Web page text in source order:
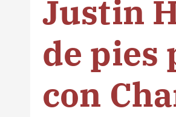
Justin
de pies
con